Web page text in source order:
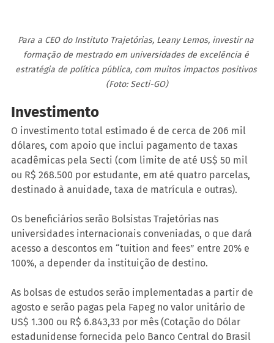
Para a CEO do Instituto Trajetórias, Leany Lemos, investir na
formação de mestrado em universidades de excelência é
estratégia de política pública, com muitos impactos positivos
(Foto: Secti-GO)
Investimento
O investimento total estimado é de cerca de 206 mil
dólares, com apoio que inclui pagamento de taxas
acadêmicas pela Secti (com limite de até US$ 50 mil
ou R$ 268.500 por estudante, em até quatro parcelas,
destinado à anuidade, taxa de matrícula e outras).
Os beneficiários serão Bolsistas Trajetórias nas
universidades internacionais conveniadas, o que dará
acesso a descontos em “tuition and fees” entre 20% e
100%, a depender da instituição de destino.
As bolsas de estudos serão implementadas a partir de
agosto e serão pagas pela Fapeg no valor unitário de
US$ 1.300 ou R$ 6.843,33 por mês (Cotação do Dólar
estadunidense fornecida pelo Banco Central do Brasil